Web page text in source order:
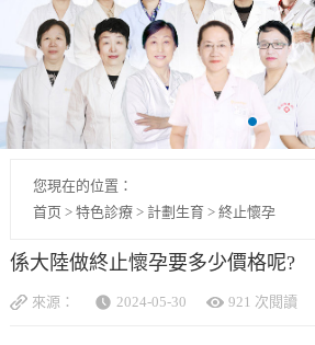
您現在的位置：
首页 > 特色診療> 計劃生育> 終止懷孕
係大陸做終止懷孕要多少價格呢?
來源： 2024-05-30 921 次閱讀